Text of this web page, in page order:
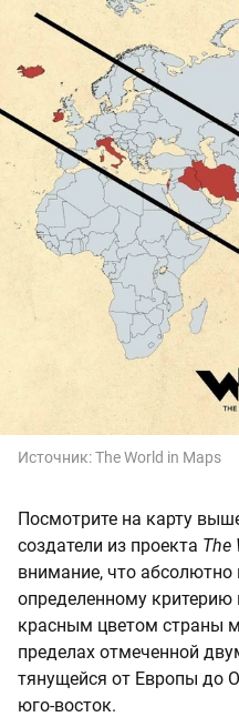
Источник:The World in Maps
Посмотрите на карту
создатели из проекта The
внимание, что
определенному
красным цветом страны
пределах отмеченной
тянущейся от Европы до
юго-восток.